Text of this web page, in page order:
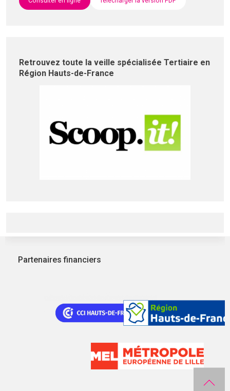
Retrouvez toute la veille spécialisée Tertiaire en
Région Hauts-de-France
Partenaires financiers